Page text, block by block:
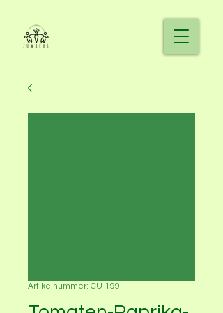
Artikelnummer: CU-199